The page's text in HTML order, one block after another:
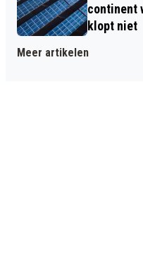
continent
klopt niet
Meer artikelen